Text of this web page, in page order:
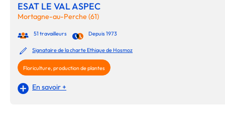
ESAT LE VAL ASPEC
Mortagne-au-Perche (61)
51 travailleurs Depuis 1973
Signataire de la charte Ethique de Hosmoz
Floriculture, production de plantes
En savoir +